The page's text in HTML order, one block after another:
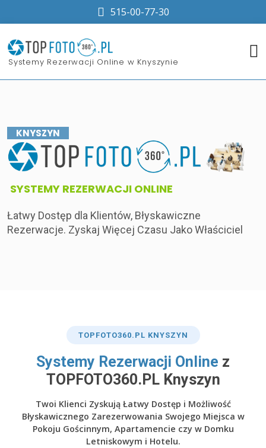
515-00-77-30
​Systemy Rezerwacji Online w Knyszynie
KNYSZYN
​SYSTEMY REZERWACJI ONLINE
Łatwy Dostęp dla Klientów, Błyskawiczne
Rezerwacje. Zyskaj Więcej Czasu Jako Właściciel
TOP FOTO360.PL KNYSZYN
​Systemy Rezerwacji Online z
TOPFOTO360.PL Knyszyn
Twoi Klienci Zyskują Łatwy Dostęp i Możliwość
Błyskawicznego Zarezerwowania Swojego Miejsca w
Pokoju Gościnnym, Apartamencie czy w Domku
Letniskowym i Hotelu.